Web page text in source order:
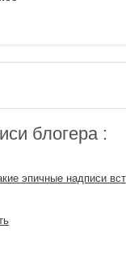
блогера :
эпичные надписи